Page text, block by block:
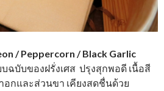
/ Peppercorn / Black Garlic
ฉบับของฝรั่งเศส ปรุงสุกพอดี เนื้อสี
อกและส่วนขา เคียงสดชื่นด้วย